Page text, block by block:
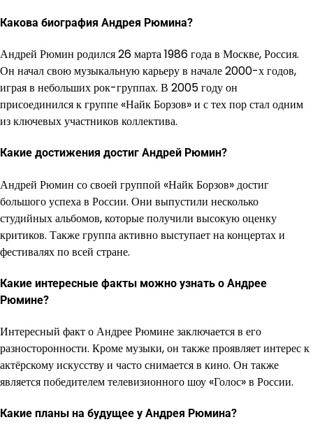
Какова биография Андрея Рюмина?
Андрей Рюмин родился 26 марта 1986 года в Москве, Россия.
Он начал свою музыкальную карьеру в начале 2000-х годов,
играя в небольших рок-группах. В 2005 году он
присоединился к группе «Найк Борзов» и с тех пор стал одним
из ключевых участников коллектива.
Какие достижения достиг Андрей Рюмин?
Андрей Рюмин со своей группой «Найк Борзов» достиг
большого успеха в России. Они выпустили несколько
студийных альбомов, которые получили высокую оценку
критиков. Также группа активно выступает на концертах и
фестивалях по всей стране.
Какие интересные факты можно узнать о Андрее
Рюмине?
Интересный факт о Андрее Рюмине заключается в его
разносторонности. Кроме музыки, он также проявляет интерес к
актёрскому искусству и часто снимается в кино. Он также
является победителем телевизионного шоу «Голос» в России.
Какие планы на будущее у Андрея Рюмина?